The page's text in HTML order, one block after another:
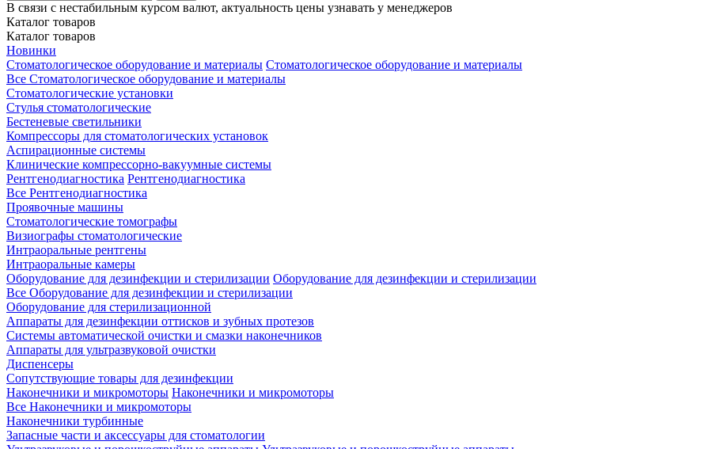
В связи с нестабильным курсом валют, актуальность цены узнавать у менеджеров
Каталог товаров
Каталог товаров
Новинки
Стоматологическое оборудование и материалы Стоматологическое оборудование и материалы
Все Стоматологическое оборудование и материалы
Стоматологические установки
Стулья стоматологические
Бестеневые светильники
Компрессоры для стоматологических установок
Аспирационные системы
Клинические компрессорно-вакуумные системы
Рентгенодиагностика Рентгенодиагностика
Все Рентгенодиагностика
Проявочные машины
Стоматологические томографы
Визиографы стоматологические
Интраоральные рентгены
Интраоральные камеры
Оборудование для дезинфекции и стерилизации Оборудование для дезинфекции и стерилизации
Все Оборудование для дезинфекции и стерилизации
Оборудование для стерилизационной
Аппараты для дезинфекции оттисков и зубных протезов
Системы автоматической очистки и смазки наконечников
Аппараты для ультразвуковой очистки
Диспенсеры
Сопутствующие товары для дезинфекции
Наконечники и микромоторы Наконечники и микромоторы
Все Наконечники и микромоторы
Наконечники турбинные
Запасные части и аксессуары для стоматологии